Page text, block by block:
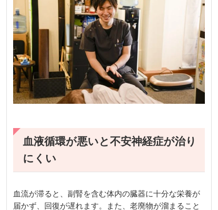
血液循環が悪いと不安神経症が治り
にくい
血流が滞ると、副腎を含む体内の臓器に十分な栄養が
届かず、回復が遅れます。また、老廃物が溜まること